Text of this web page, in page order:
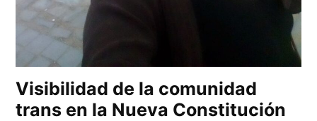
Visibilidad de la comunidad
trans en la Nueva Constitución